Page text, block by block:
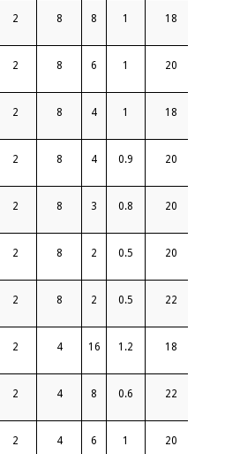
2 8 8 1 18
2 8 6 1 20
2 8 4 1 18
2 8 4 0.9 20
2 8 3 0.8 20
2 8 2 0.5 20
2 8 2 0.5 22
2 4 16 1.2 18
2 4 8 0.6 22
2 4 6 1 20